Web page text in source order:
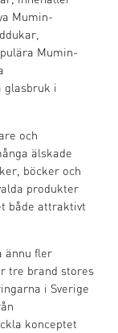
Mumin-
Mumin-
glasbruk i
och
älskade
böcker och
produkter
både attraktivt
ännu fler
tre brand stores
i Sverige
konceptet